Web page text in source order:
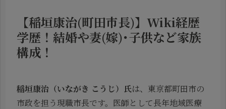
【稲垣康治(町田市長)】Wiki経歴
学歴！結婚や妻(嫁)･子供など家族
構成！
稲垣康治（いながき こうじ）氏は、東京都町田市の
市政を担う現職市長です。医師として長年地域医療